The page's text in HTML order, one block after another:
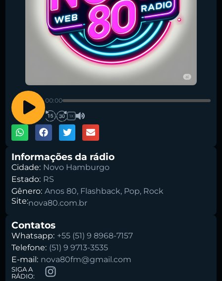
Pesquise aqui a sua rádio favorita:
Buscar rádio
00:00
1X
Informações da rádio
Cidade: Novo Hamburgo
Estado: RS
Gênero: Anos 80, Flashback, Pop, Rock
Site:nova80.com.br
Contatos
Whatsapp: +55 (51) 9 8968-7157
Telefone: (51) 9 9713-3535
E-mail: nova80fm@gmail.com
SIGA A
RÁDIO: